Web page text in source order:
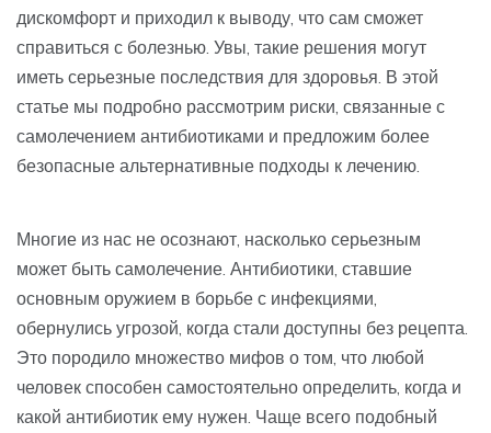
дискомфорт и приходил к выводу, что сам сможет
справиться с болезнью. Увы, такие решения могут
иметь серьезные последствия для здоровья. В этой
статье мы подробно рассмотрим риски, связанные с
самолечением антибиотиками и предложим более
безопасные альтернативные подходы к лечению.
Многие из нас не осознают, насколько серьезным
может быть самолечение. Антибиотики, ставшие
основным оружием в борьбе с инфекциями,
обернулись угрозой, когда стали доступны без рецепта.
Это породило множество мифов о том, что любой
человек способен самостоятельно определить, когда и
какой антибиотик ему нужен. Чаще всего подобный